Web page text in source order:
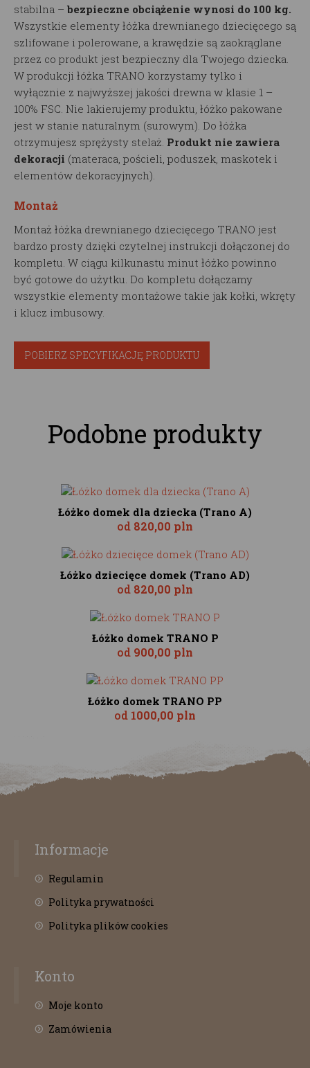
stabilna – bezpieczne obciążenie wynosi do 100 kg.
Wszystkie elementy łóżka drewnianego dziecięcego są
szlifowane i polerowane, a krawędzie są zaokrąglane
przez co produkt jest bezpieczny dla Twojego dziecka.
W produkcji łóżka TRANO korzystamy tylko i
wyłącznie z najwyższej jakości drewna w klasie 1 –
100% FSC. Nie lakierujemy produktu, łóżko pakowane
jest w stanie naturalnym (surowym). Do łóżka
otrzymujesz sprężysty stelaż. Produkt nie zawiera
dekoracji (materaca, pościeli, poduszek, maskotek i
elementów dekoracyjnych).
Montaż
Montaż łóżka drewnianego dziecięcego TRANO jest
bardzo prosty dzięki czytelnej instrukcji dołączonej do
kompletu. W ciągu kilkunastu minut łóżko powinno
być gotowe do użytku. Do kompletu dołączamy
wszystkie elementy montażowe takie jak kołki, wkręty
i klucz imbusowy.
POBIERZ SPECYFIKACJĘ PRODUKTU
Podobne produkty
Łóżko domek dla dziecka (Trano A)
od 820,00 pln
Łóżko dziecięce domek (Trano AD)
od 820,00 pln
Łóżko domek TRANO P
od 900,00 pln
Łóżko domek TRANO PP
od 1000,00 pln
Informacje
Regulamin
Polityka prywatności
Polityka plików cookies
Konto
Moje konto
Zamówienia